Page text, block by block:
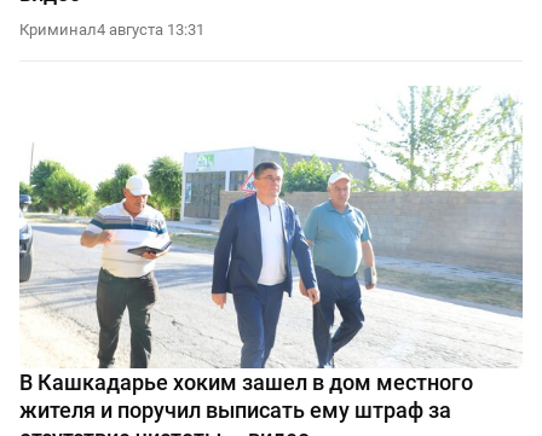
Криминал4 августа 13:31
В Кашкадарье хоким зашел в дом местного
жителя и поручил выписать ему штраф за